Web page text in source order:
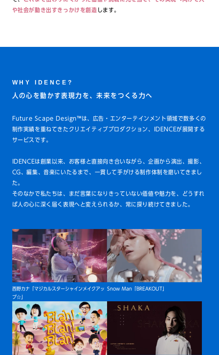
や社会が動き出すきっかけを創造します。
WHY IDENCE?
人の心を動かす表現力を、未来をつくる力へ
Future Scape Design™は、広告・エンターテインメント領域で数多くの
制作実績を重ねてきたクリエイティブプロダクション、IDENCEが展開する
サービスです。
IDENCEは創業以来、お客様と直接向き合いながら、企画から演出、撮影、
CG、編集、音楽にいたるまで、一貫して手がける制作体制を磨いてきまし
た。
そのなかで私たちは、まだ言葉になりきっていない価値や魅力を、どうすれ
ば人の心に深く届く表現へと変えられるか、常に探り続けてきました。
西野カナ「マジカルスターシャインメイクアッ
プ☆」
Snow Man「BREAKOUT」